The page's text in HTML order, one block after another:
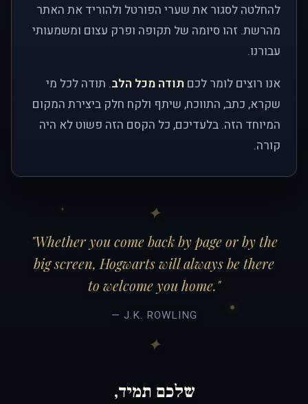
להחלטה לסגור את שערי הפורטל ולהוריד את האתר
מהרשת. זהו סיומה של תקופה ופרק עצום ומשמעותי
עבורנו.
אנו רוצים לומר לכם תודה מכל הלב. תודה לכל מי
שקרא, כתב, התווכח, שיתף ולקח חלק ביצירת המקום
המיוחד הזה. בלעדיכם, כל הקסם הזה פשוט לא היה
קורה.
"Whether you come back by page or by the
big screen, Hogwarts will always be there
to welcome you home."
— J.K. ROWLING
שלכם תמיד,